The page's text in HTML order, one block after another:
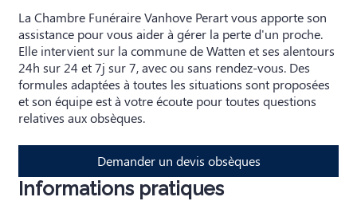
La Chambre Funéraire Vanhove Perart vous apporte son
assistance pour vous aider à gérer la perte d'un proche.
Elle intervient sur la commune de Watten et ses alentours
24h sur 24 et 7j sur 7, avec ou sans rendez-vous. Des
formules adaptées à toutes les situations sont proposées
et son équipe est à votre écoute pour toutes questions
relatives aux obsèques.
Demander un devis obsèques
Informations pratiques